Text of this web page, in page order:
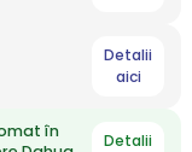
Detalii
aici
în
Detalii